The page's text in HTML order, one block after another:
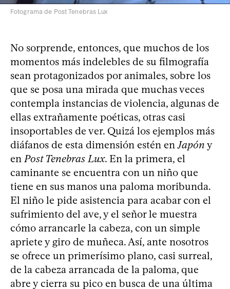
Fotograma de Post Tenebras Lux
No sorprende, entonces, que muchos de los
momentos más indelebles de su filmografía
sean protagonizados por animales, sobre los
que se posa una mirada que muchas veces
contempla instancias de violencia, algunas de
ellas extrañamente poéticas, otras casi
insoportables de ver. Quizá los ejemplos más
diáfanos de esta dimensión estén enJapón y
en Post Tenebras Lux. En la primera, el
caminante se encuentra con un niño que
tiene en sus manos una paloma moribunda.
El niño le pide asistencia para acabar con el
sufrimiento del ave, y el señor le muestra
cómo arrancarle la cabeza, con un simple
apriete y giro de muñeca. Así, ante nosotros
se ofrece un primerísimo plano, casi surreal,
de la cabeza arrancada de la paloma, que
abre y cierra su pico en busca de una última